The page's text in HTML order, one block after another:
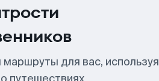
для вас, используя